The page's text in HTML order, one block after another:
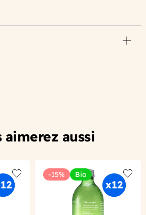
aimerez aussi
Add to wishlist
-15% Bio
Add